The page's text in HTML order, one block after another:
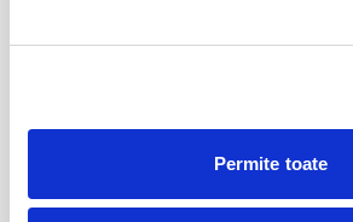
Permite toate
Tender live - Expirat
MAI MULTE DIN CONCERTE